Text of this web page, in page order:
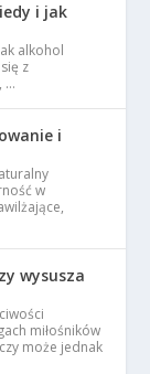
i jak
alkohol
z
…
i
w
wysusza
miłośników
może jednak